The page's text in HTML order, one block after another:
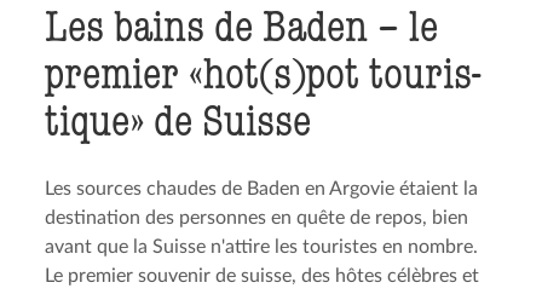
Les bains de Baden – le
premier «hot(s)pot touris­
tique» de Suisse
Les sources chaudes de Baden en Argovie étaient la
destination des personnes en quête de repos, bien
avant que la Suisse n'attire les touristes en nombre.
Le premier souvenir de suisse, des hôtes célèbres et